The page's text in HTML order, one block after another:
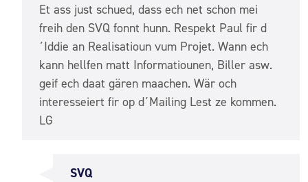
Et ass just schued, dass ech net schon mei
freih den SVQ fonnt hunn. Respekt Paul fir d
´Iddie an Realisatioun vum Projet. Wann ech
kann hellfen matt Informatiounen, Biller asw.
geif ech daat gären maachen. Wär och
interesseiert fir op d´Mailing Lest ze kommen.
LG
SVQ